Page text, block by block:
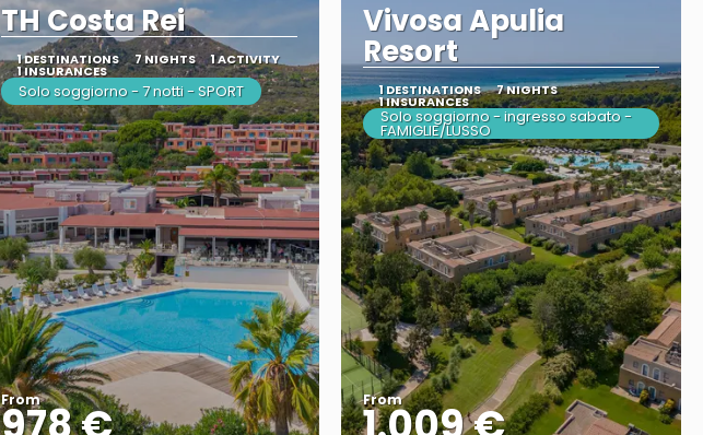
TH Costa Rei
1 DESTINATIONS 7 NIGHTS 1 ACTIVITY
1 INSURANCES
Solo soggiorno - 7 notti - SPORT
From
Vivosa Apulia
Resort
1 DESTINATIONS 7 NIGHTS
1 INSURANCES
Solo soggiorno - ingresso sabato -
FAMIGLIE/LUSSO
From